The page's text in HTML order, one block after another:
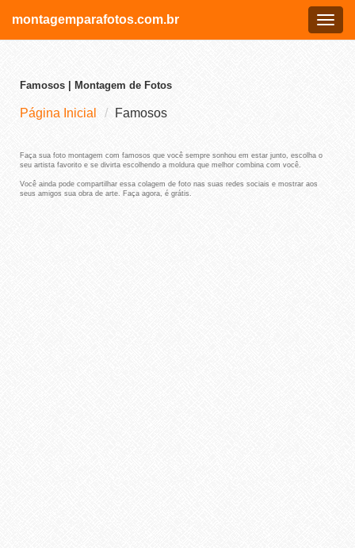
Menu
montagemparafotos.com.br
Famosos | Montagem de Fotos
Página Inicial Famosos
Faça sua foto montagem com famosos que você sempre sonhou em estar junto, escolha o
seu artista favorito e se divirta escolhendo a moldura que melhor combina com você.
Você ainda pode compartilhar essa colagem de foto nas suas redes sociais e mostrar aos
seus amigos sua obra de arte. Faça agora, é grátis.